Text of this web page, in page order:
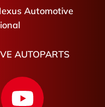
Automotive
AUTOPARTS